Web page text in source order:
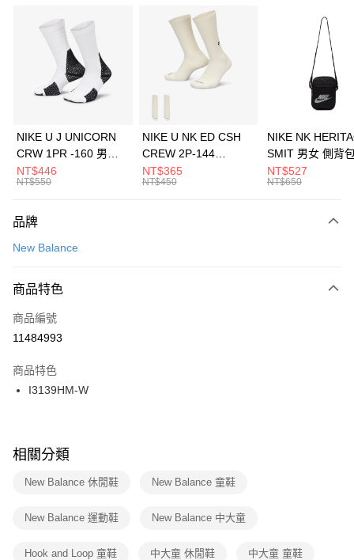
3 期 0 利率 每期 21家銀行
合作金庫商業銀行
第一商業銀行
華南商業銀行
彰化商業銀行
上海商業儲蓄銀行
元大商業銀行
台灣樂天信用卡公司
Apple Pay
全盈+PAY
AFTEE先享後付
【關於「AFTEE先享後付」】
便利好安心！
３．安心：先確認商品／服務後，再付款。
【「AFTEE先享後付」結帳流程】
１．於結帳方式選擇「AFTEE先享後付」後，將跳轉至「AFTEE先享後付」
２．訂單成立數日內，您將收到繳費通知簡訊。
３．收到繳費通知簡訊後14天內，點擊此簡訊中的連結，可透過四大超商／
ATM／網路銀行／等多元方式進行付款，方視為交易完成。
※ 交易是否成功請以「AFTEE先享後付 」之結帳頁面顯示為準，若有關於
是否繳費成功／繳費後需取消欲退款等相關疑問，請聯繫「AFTEE先享後付
客戶支援中心」 https://netprotections.freshdesk.com/support/home
１．透過由恩沛科技股份有限公司提供之「AFTEE先享後付」服務完成之交
權轉讓予恩沛科技股份有限公司。
運送方式
每筆NT$100，滿NT$1,500(含以上)免運費
宅配
每筆NT$100，滿NT$1,500(含以上)免運費
付款後門市自取
每筆NT$100，滿NT$1,500(含以上)免運費
NIKE U J UNICORN
CRW 1PR -160 男女
中統襪 FZ3393100
NT$446
NT$550
NIKE U NK ED CSH
CREW 2P-144
EMBRDY 男女 短統襪
FZ3073133
NT$365
NT$450
NIKE NK
SMIT 男女 側背
BA5871010
NT$527
NT$650
品牌
New Balance
商品特色
商品編號
11484993
商品特色
I3139HM-W
相關分類
New Balance 休閒鞋 New Balance 童鞋
New Balance 運動鞋 New Balance 中大童
Hook and Loop 童鞋 中大童 休閒鞋 中大童 童鞋